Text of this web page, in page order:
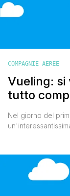
COMPAGNIE AEREE
Vueling: si
tutto
Nel giorno del
volare tra il 21
all'offerta cliccate